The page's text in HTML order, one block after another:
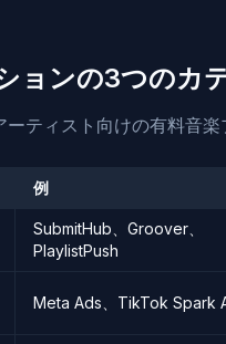
ョンの3つのカ
ティスト向けの有料音
例
SubmitHub、Groover、
PlaylistPush
Meta Ads、TikTok Spark